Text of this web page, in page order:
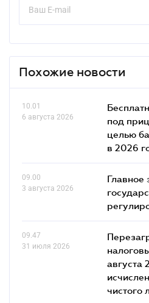
Похожие новости
10.01
6 августа 2026
под
целью
в 2026
09.00
3 августа 2026
Главное
09.47
31 июля 2026
августа
чистого